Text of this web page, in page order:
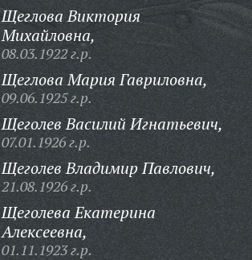
Щеглова Виктория
Михайловна,
08.03.1922 г.р.
Щеглова Мария Гавриловна,
09.06.1925 г.р.
Щеголев Василий Игнатьевич,
07.01.1926 г.р.
Щеголев Владимир Павлович,
21.08.1926 г.р.
Щеголева Екатерина
Алексеевна,
01.11.1923 г.р.